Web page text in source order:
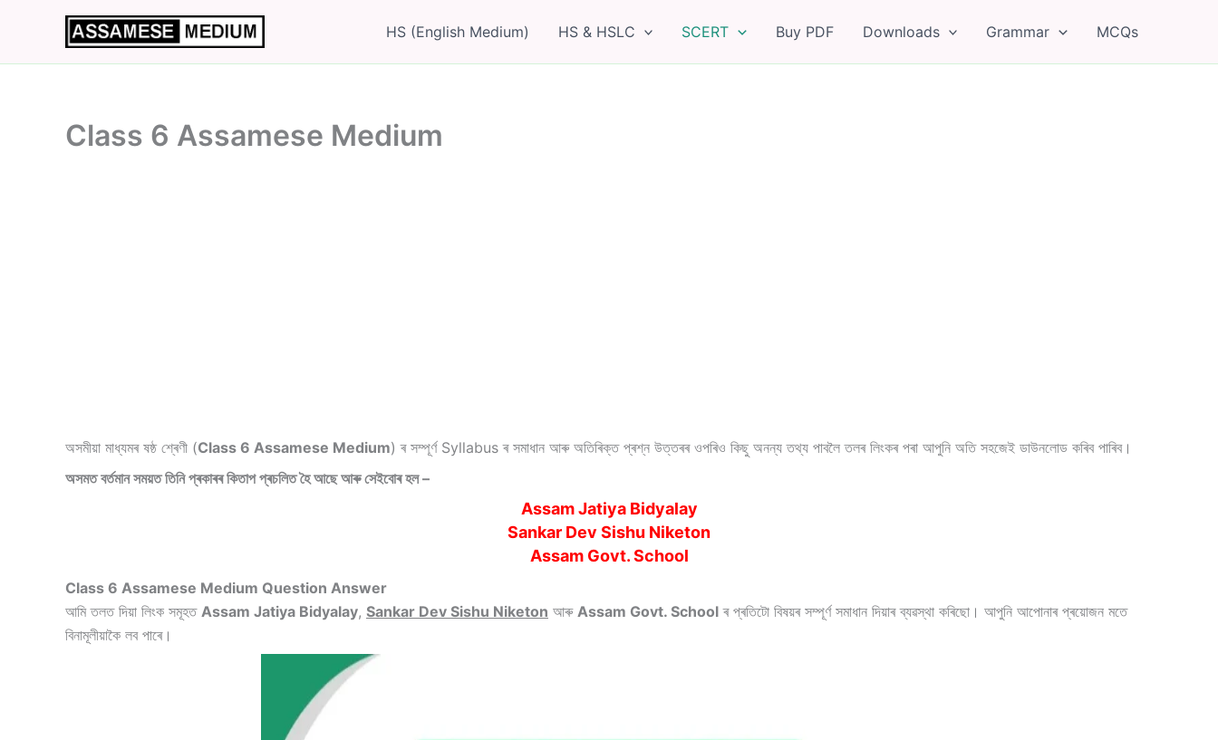
HS (English Medium) HS & HSLC SCERT Buy PDF Downloads Grammar MCQs
Class 6 Assamese Medium
অসমীয়া মাধ্যমৰ ষষ্ঠ শ্ৰেণী (Class 6 Assamese Medium) ৰ সম্পূৰ্ণ Syllabus ৰ সমাধান আৰু অতিৰিক্ত প্ৰশ্ন উত্তৰৰ ওপৰিও কিছু অনন্য তথ্য পাবলৈ তলৰ লিংকৰ পৰা আপুনি অতি সহজেই ডাউনলোড কৰিব পাৰিব।
অসমত বৰ্তমান সময়ত তিনি প্ৰকাৰৰ কিতাপ প্ৰচলিত হৈ আছে আৰু সেইবোৰ হল –
Assam Jatiya Bidyalay
Sankar Dev Sishu Niketon
Assam Govt. School
Class 6 Assamese Medium Question Answer
আমি তলত দিয়া লিংক সমূহত Assam Jatiya Bidyalay, Sankar Dev Sishu Niketon আৰু Assam Govt. School ৰ প্ৰতিটো বিষয়ৰ সম্পূৰ্ণ সমাধান দিয়াৰ ব্যৱস্থা কৰিছো। আপুনি আপোনাৰ প্ৰয়োজন মতে
বিনামূলীয়াকৈ লব পাৰে।